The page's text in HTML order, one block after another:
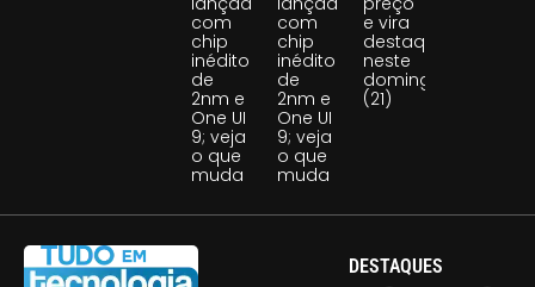
com
chip
inédito
de
2nm e
One UI
9; veja
o que
muda
com
chip
inédito
de
2nm e
One UI
9; veja
o que
muda
e vira
destaque
neste
domingo
(21)
DESTAQUES